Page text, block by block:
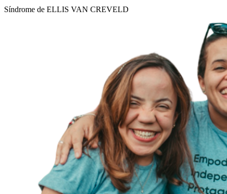
Síndrome de ELLIS VAN CREVELD